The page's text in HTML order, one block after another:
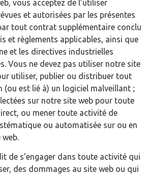
vous acceptez de l’utiliser
et autorisées par les présentes
tout contrat supplémentaire conclu
et règlements applicables, ainsi que
et les directives industrielles
Vous ne devez pas utiliser notre site
utiliser, publier ou distribuer tout
(ou est lié à) un logiciel malveillant ;
sur notre site web pour toute
ou mener toute activité de
ou automatisée sur ou en
de s’engager dans toute activité qui
des dommages au site web ou qui